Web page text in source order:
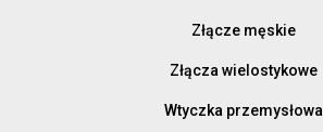
Złącze męskie
Złącza wielostykowe
Wtyczka przemysłowa